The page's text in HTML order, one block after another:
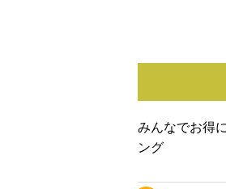
みんなでお得
ング